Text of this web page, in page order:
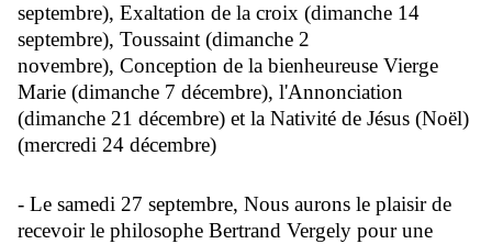
septembre), Exaltation de la croix (dimanche 14
septembre), Toussaint (dimanche 2
novembre), Conception de la bienheureuse Vierge
Marie (dimanche 7 décembre), l'Annonciation
(dimanche 21 décembre) et la Nativité de Jésus (Noël)
(mercredi 24 décembre)
- Le samedi 27 septembre, Nous aurons le plaisir de
recevoir le philosophe Bertrand Vergely pour une